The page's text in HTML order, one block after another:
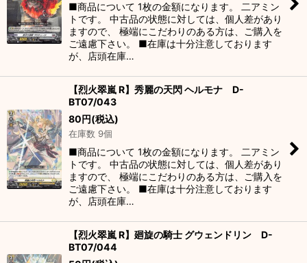
■商品について 1枚の金額になります。 二アミン
トです。 中古品の状態に対しては、個人差があり
ますので、 極端にこだわりのある方は、ご購入を
ご遠慮下さい。 ■在庫は十分注意しております
が、店頭在庫…
【烈火翠嵐 R】秀麗の天閃 ヘルモナ D-
BT07/043
80円(税込)
在庫数 9個
■商品について 1枚の金額になります。 二アミン
トです。 中古品の状態に対しては、個人差があり
ますので、 極端にこだわりのある方は、ご購入を
ご遠慮下さい。 ■在庫は十分注意しております
が、店頭在庫…
【烈火翠嵐 R】廻旋の騎士 グウェンドリン D-
BT07/044